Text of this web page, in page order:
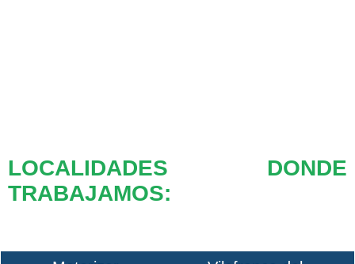
LOCALIDADES DONDE
TRABAJAMOS: